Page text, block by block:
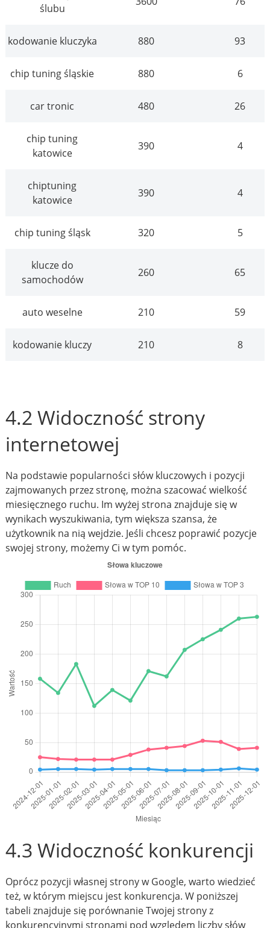
ślubu
kodowanie kluczyka 880 93
chip tuning śląskie 880 6
car tronic 480 26
chip tuning
katowice
390 4
chiptuning
katowice
390 4
chip tuning śląsk 320 5
klucze do
samochodów
260 65
auto weselne 210 59
kodowanie kluczy 210 8
4.2 Widoczność strony
internetowej
Na podstawie popularności słów kluczowych i pozycji
zajmowanych przez stronę, można szacować wielkość
miesięcznego ruchu. Im wyżej strona znajduje się w
wynikach wyszukiwania, tym większa szansa, że
użytkownik na nią wejdzie. Jeśli chcesz poprawić pozycje
swojej strony, możemy Ci w tym pomóc.
4.3 Widoczność konkurencji
Oprócz pozycji własnej strony w Google, warto wiedzieć
też, w którym miejscu jest konkurencja. W poniższej
tabeli znajduje się porównanie Twojej strony z
konkurencyjnymi stronami pod względem liczby słów